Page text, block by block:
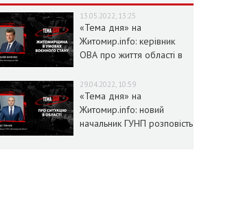
13.05.2022, 13:25
«Тема дня» на
Житомир.info: керівник
ОВА про життя області в
29.04.2022, 10:59
«Тема дня» на
Житомир.info: новий
начальник ГУНП розповість